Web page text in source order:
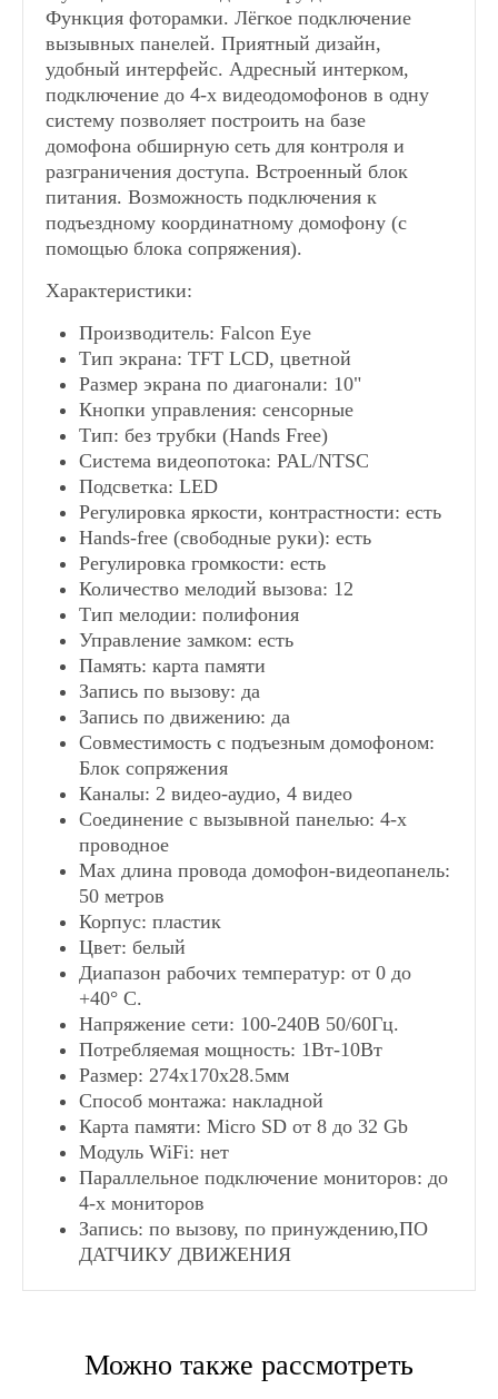
Видеодомофоны для офиса
Видеодомофоны без трубки
Видеодомофоны с записью
Видеодомофоны с памятью
Видеодомофоны с SD-картой
Видеодомофоны цветные
Видеодомофоны с подключением к подъездному
Сопряженные видеодомофоны
Цифровой видеодомофон
Функция фоторамки. Лёгкое подключение
вызывных панелей. Приятный дизайн,
удобный интерфейс. Адресный интерком,
подключение до 4-х видеодомофонов в одну
систему позволяет построить на базе
домофона обширную сеть для контроля и
разграничения доступа. Встроенный блок
питания. Возможность подключения к
подъездному координатному домофону (с
помощью блока сопряжения).
Характеристики:
Производитель: Falcon Eye
Тип экрана: TFT LCD, цветной
Размер экрана по диагонали: 10"
Кнопки управления: сенсорные
Тип: без трубки (Hands Free)
Система видеопотока: PAL/NTSC
Подсветка: LED
Регулировка яркости, контрастности: есть
Hands-free (свободные руки): есть
Регулировка громкости: есть
Количество мелодий вызова: 12
Тип мелодии: полифония
Управление замком: есть
Память: карта памяти
Запись по вызову: да
Запись по движению: да
Совместимость с подъезным домофоном:
Блок сопряжения
Каналы: 2 видео-аудио, 4 видео
Соединение с вызывной панелью: 4-х
проводное
Max длина провода домофон-видеопанель:
50 метров
Корпус: пластик
Цвет: белый
Диапазон рабочих температур: от 0 до
+40° С.
Напряжение сети: 100-240В 50/60Гц.
Потребляемая мощность: 1Вт-10Вт
Размер: 274x170x28.5мм
Способ монтажа: накладной
Карта памяти: Micro SD от 8 до 32 Gb
Модуль WiFi: нет
Параллельное подключение мониторов: до
4-х мониторов
Запись: по вызову, по принуждению,ПО
ДАТЧИКУ ДВИЖЕНИЯ
Самовывоз в Москве
Самовывоз в Санкт-Питербурге
Можно также рассмотреть